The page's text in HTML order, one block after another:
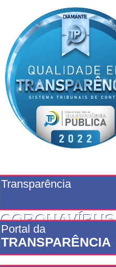
Transparência
CORONAVÍRUS
Portal da
TRANSPARÊNCIA